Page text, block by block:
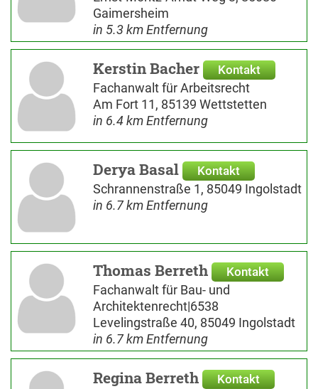
Gaimersheim
in 5.3 km Entfernung
Kerstin Bacher Kontakt
Fachanwalt für Arbeitsrecht
Am Fort 11, 85139 Wettstetten
in 6.4 km Entfernung
Derya Basal Kontakt
Schrannenstraße 1, 85049 Ingolstadt
in 6.7 km Entfernung
Thomas Berreth Kontakt
Fachanwalt für Bau- und
Architektenrecht|6538
Levelingstraße 40, 85049 Ingolstadt
in 6.7 km Entfernung
Regina Berreth Kontakt